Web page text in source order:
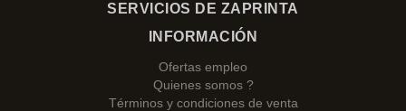
SERVICIOS DE ZAPRINTA
INFORMACIÓN
Ofertas empleo
Quienes somos ?
Términos y condiciones de venta